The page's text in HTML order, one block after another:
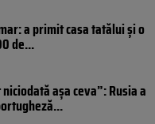
a primit casa tatălui și o
de...
așa ceva”: Rusia a